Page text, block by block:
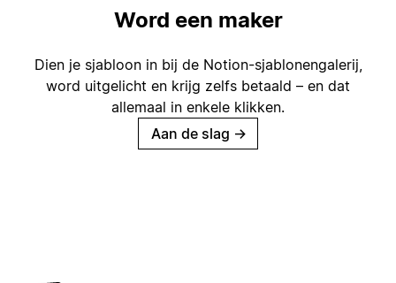
Word een maker
Dien je sjabloon in bij de Notion-sjablonengalerij,
word uitgelicht en krijg zelfs betaald – en dat
allemaal in enkele klikken.
Aan de slag →